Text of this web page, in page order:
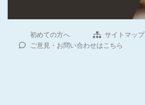
初めての方へ
サイトマップ
ご意見・お問い合わせはこちら